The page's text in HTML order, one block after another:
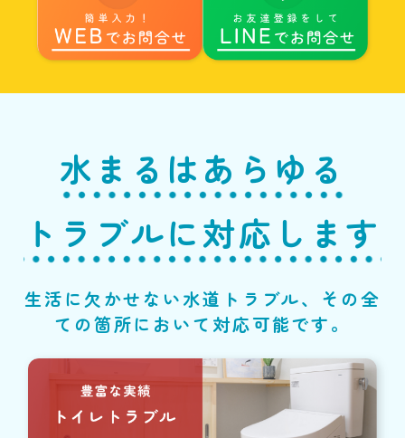
水まるはあらゆる
トラブルに対応します
生活に欠かせない水道トラブル、その全
ての箇所において対応可能です。